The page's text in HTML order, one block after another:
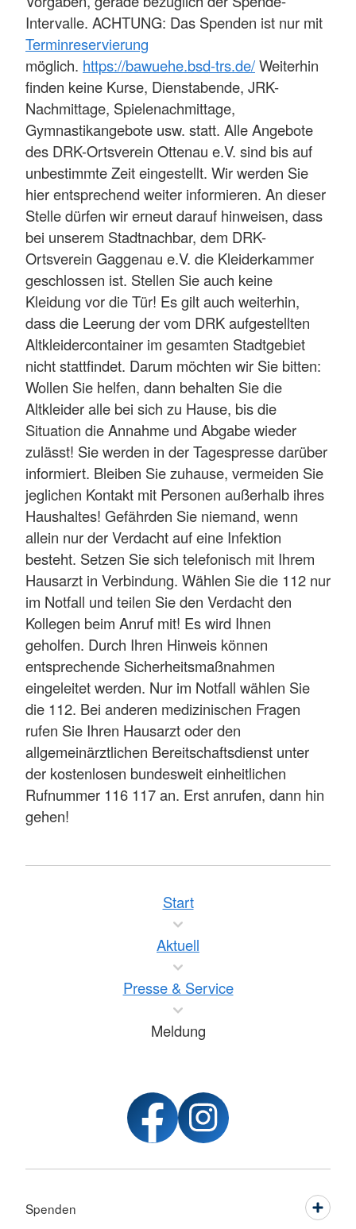
Intervalle. ACHTUNG: Das Spenden ist nur mit
Terminreservierung
möglich. https://bawuehe.bsd-trs.de/Weiterhin
finden keine Kurse, Dienstabende, JRK-
Nachmittage, Spielenachmittage,
Gymnastikangebote usw. statt. Alle Angebote
des DRK-Ortsverein Ottenau e.V. sind bis auf
unbestimmte Zeit eingestellt. Wir werden Sie
hier entsprechend weiter informieren. An dieser
Stelle dürfen wir erneut darauf hinweisen, dass
bei unserem Stadtnachbar, dem DRK-
Ortsverein Gaggenau e.V. die Kleiderkammer
geschlossen ist. Stellen Sie auch keine
Kleidung vor die Tür! Es gilt auch weiterhin,
dass die Leerung der vom DRK aufgestellten
Altkleidercontainer im gesamten Stadtgebiet
nicht stattfindet. Darum möchten wir Sie bitten:
Wollen Sie helfen, dann behalten Sie die
Altkleider alle bei sich zu Hause, bis die
Situation die Annahme und Abgabe wieder
zulässt! Sie werden in der Tagespresse darüber
informiert. Bleiben Sie zuhause, vermeiden Sie
jeglichen Kontakt mit Personen außerhalb ihres
Haushaltes! Gefährden Sie niemand, wenn
allein nur der Verdacht auf eine Infektion
besteht. Setzen Sie sich telefonisch mit Ihrem
Hausarzt in Verbindung. Wählen Sie die 112 nur
im Notfall und teilen Sie den Verdacht den
Kollegen beim Anruf mit! Es wird Ihnen
geholfen. Durch Ihren Hinweis können
entsprechende Sicherheitsmaßnahmen
eingeleitet werden. Nur im Notfall wählen Sie
die 112. Bei anderen medizinischen Fragen
rufen Sie Ihren Hausarzt oder den
allgemeinärztlichen Bereitschaftsdienst unter
der kostenlosen bundesweit einheitlichen
Rufnummer 116 117 an. Erst anrufen, dann hin
gehen!
Start
Aktuell
Presse & Service
Meldung
Spenden